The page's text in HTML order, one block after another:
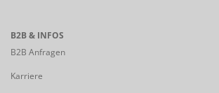
B2B & INFOS
B2B Anfragen
Karriere